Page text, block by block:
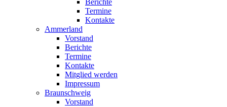
Berichte
Termine
Kontakte
Ammerland
Vorstand
Berichte
Termine
Kontakte
Mitglied werden
Impressum
Braunschweig
Vorstand